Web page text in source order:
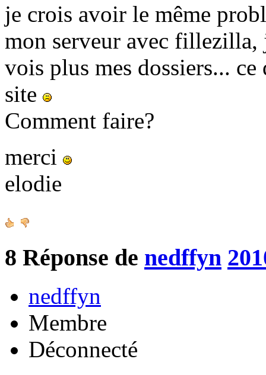
je crois avoir le même
mon serveur avec fillezilla,
vois plus mes dossiers...
site
Comment faire?
merci
elodie
8 Réponse de nedffyn
nedffyn
Membre
Déconnecté